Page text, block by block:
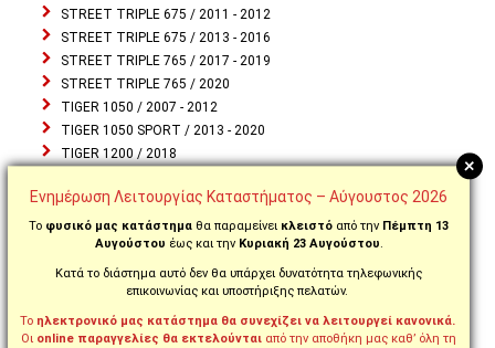
STREET TRIPLE 675 / 2011 - 2012
STREET TRIPLE 675 / 2013 - 2016
STREET TRIPLE 765 / 2017 - 2019
STREET TRIPLE 765 / 2020
TIGER 1050 / 2007 - 2012
TIGER 1050 SPORT / 2013 - 2020
TIGER 1200 / 2018
TIGER 1200 EXPLORER / 2012 - 2015
TIGER 1200 EXPLORER / 2016 - 2017
TIGER 800 / 2011 - 2014
TIGER 800 / 2015 - 2017
TIGER 800 XC / 2011 - 2017
TIGER 800 XC / 2018 - 2019
TIGER 800 XR / 2011 - 2017
+
Ενημέρωση Λειτουργίας Καταστήματος – Αύγουστος 2026
Το φυσικό μας κατάστημα θα παραμείνει κλειστό από την Πέμπτη 13
Αυγούστου έως και τηνΚυριακή 23 Αυγούστου.
Κατά το διάστημα αυτό δεν θα υπάρχει δυνατότητα τηλεφωνικής
επικοινωνίας και υποστήριξης πελατών.
Το ηλεκτρονικό μας κατάστημα θα συνεχίζει να λειτουργεί κανονικά.
Οι online παραγγελίες θα εκτελούνται από την αποθήκη μας καθ’ όλη τη